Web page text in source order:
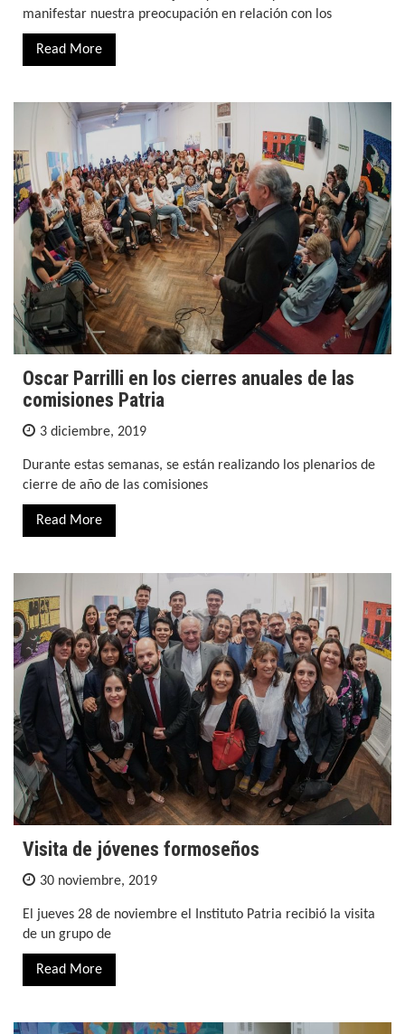
manifestar nuestra preocupación en relación con los
Read More
Oscar Parrilli en los cierres anuales de las
comisiones Patria
3 diciembre, 2019
Durante estas semanas, se están realizando los plenarios de
cierre de año de las comisiones
Read More
Visita de jóvenes formoseños
30 noviembre, 2019
El jueves 28 de noviembre el Instituto Patria recibió la visita
de un grupo de
Read More